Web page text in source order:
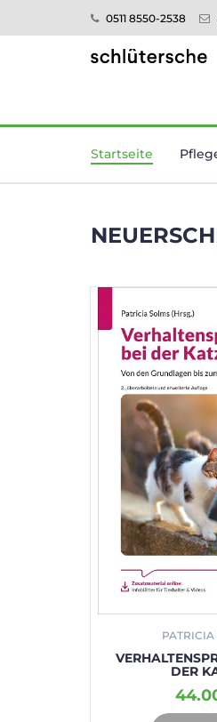
0511 8550-2538
Startseite
PATRICIA
DER